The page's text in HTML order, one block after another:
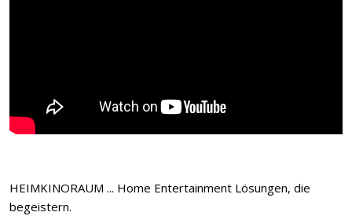
HEIMKINORAUM ... Home Entertainment Lösungen, die
begeistern.